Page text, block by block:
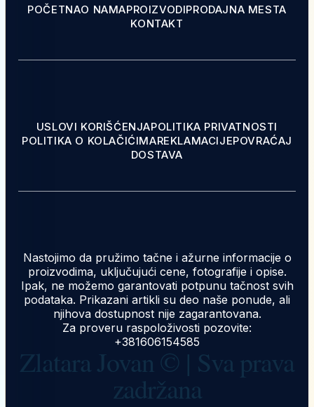
POČETNAO NAMAPROIZVODIPRODAJNA MESTA
KONTAKT
USLOVI KORIŠĆENJAPOLITIKA PRIVATNOSTI
POLITIKA O KOLAČIĆIMAREKLAMACIJEPOVRAĆAJ
DOSTAVA
Nastojimo da pružimo tačne i ažurne informacije o
proizvodima, uključujući cene, fotografije i opise.
Ipak, ne možemo garantovati potpunu tačnost svih
podataka. Prikazani artikli su deo naše ponude, ali
njihova dostupnost nije zagarantovana.
Za proveru raspoloživosti pozovite:
+381606154585
Zlatara Jovan © | Sva prava
zadržana